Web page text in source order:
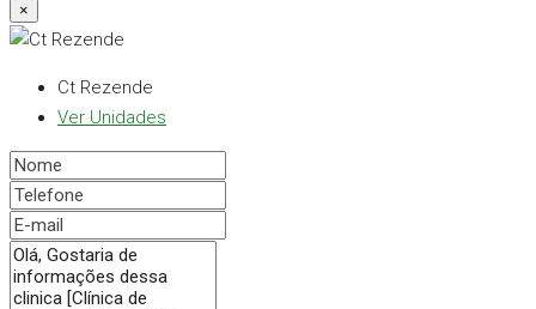
×
Ct Rezende
Ver Unidades